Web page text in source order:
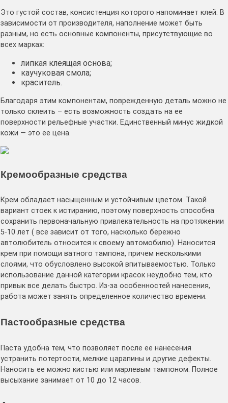
Это густой состав, консистенция которого напоминает клей. В
зависимости от производителя, наполнение может быть
разным, но есть основные компоненты, присутствующие во
всех марках:
липкая клеящая основа;
каучуковая смола;
краситель.
Благодаря этим компонентам, поврежденную деталь можно не
только склеить – есть возможность создать на ее
поверхности рельефные участки. Единственный минус жидкой
кожи — это ее цена.
Кремообразные средства
Крем обладает насыщенным и устойчивым цветом. Такой
вариант стоек к истиранию, поэтому поверхность способна
сохранить первоначальную привлекательность на протяжении
5-10 лет ( все зависит от того, насколько бережно
автолюбитель относится к своему автомобилю). Наносится
крем при помощи ватного тампона, причем несколькими
слоями, что обусловлено высокой впитываемостью. Только
использование данной категории красок неудобно тем, кто
привык все делать быстро. Из-за особенностей нанесения,
работа может занять определенное количество времени.
Пастообразные средства
Паста удобна тем, что позволяет после ее нанесения
устранить потертости, мелкие царапины и другие дефекты.
Наносить ее можно кистью или марлевым тампоном. Полное
высыхание занимает от 10 до 12 часов.